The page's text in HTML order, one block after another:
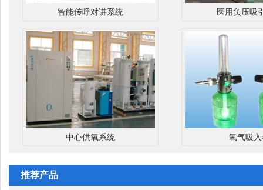
智能传呼对讲系统 医用负压吸
中心供氧系统 氧气吸
推荐产品